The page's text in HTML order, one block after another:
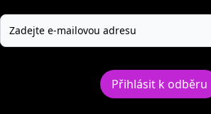
Přihlásit k odběru